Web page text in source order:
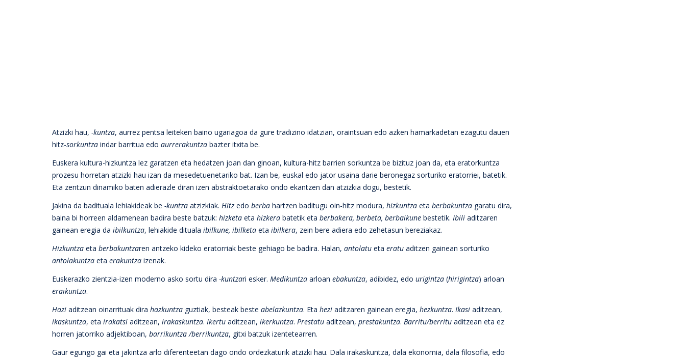
Atzizki hau, -kuntza, aurrez pentsa leiteken baino ugariagoa da gure tradizino idatzian, oraintsuan edo azken hamarkadetan ezagutu dauen
hitz-sorkuntza indar barritua edo aurrerakuntza bazter itxita be.
Euskera kultura-hizkuntza lez garatzen eta hedatzen joan dan ginoan, kultura-hitz barrien sorkuntza be bizituz joan da, eta eratorkuntza
prozesu horretan atzizki hau izan da mesedetuenetariko bat. Izan be, euskal edo jator usaina darie beronegaz sorturiko eratorriei, batetik.
Eta zentzun dinamiko baten adierazle diran izen abstraktoetarako ondo ekantzen dan atzizkia dogu, bestetik.
Jakina da badituala lehiakideak be -kuntza atzizkiak. Hitz edo berba hartzen baditugu oin-hitz modura, hizkuntza eta berbakuntza garatu dira,
baina bi horreen aldamenean badira beste batzuk: hizketa eta hizkera batetik eta berbakera, berbeta, berbaikune bestetik. Ibili aditzaren
gainean eregia da ibilkuntza, lehiakide dituala ibilkune, ibilketa eta ibilkera, zein bere adiera edo zehetasun bereziakaz.
Hizkuntza eta berbakuntzaren antzeko kideko eratorriak beste gehiago be badira. Halan, antolatu eta eratu aditzen gainean sorturiko
antolakuntza eta erakuntza izenak.
Euskerazko zientzia-izen moderno asko sortu dira -kuntzari esker. Medikuntza arloan ebakuntza, adibidez, edo urigintza (hirigintza) arloan
eraikuntza.
Hazi aditzean oinarrituak dira hazkuntza guztiak, besteak beste abelazkuntza. Eta hezi aditzaren gainean eregia, hezkuntza. Ikasi aditzean,
ikaskuntza, eta irakatsi aditzean, irakaskuntza. Ikertu aditzean, ikerkuntza. Prestatu aditzean, prestakuntza. Barritu/berritu aditzean eta ez
horren jatorriko adjektiboan, barrikuntza /berrikuntza, gitxi batzuk izentetearren.
Gaur egungo gai eta jakintza arlo diferenteetan dago ondo ordezkaturik atzizki hau. Dala irakaskuntza, dala ekonomia, dala filosofia, edo